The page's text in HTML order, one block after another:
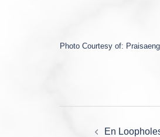
Photo Courtesy of:
En